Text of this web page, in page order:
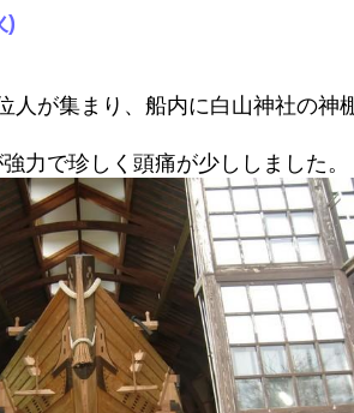
)
人が集まり、船内に白山神社の神
力で珍しく頭痛が少ししました。